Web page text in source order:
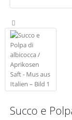
Succo e